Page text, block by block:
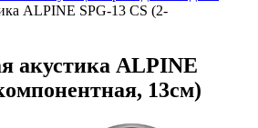
ALPINE SPG-13 CS (2-
акустика ALPINE
13см)